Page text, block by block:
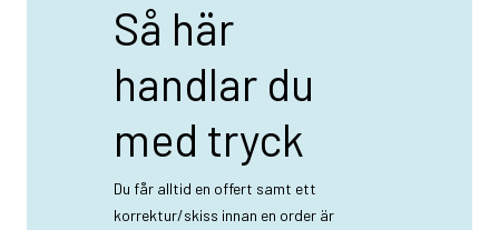
Så här
handlar du
med tryck
Du får alltid en offert samt ett
korrektur/skiss innan en order är